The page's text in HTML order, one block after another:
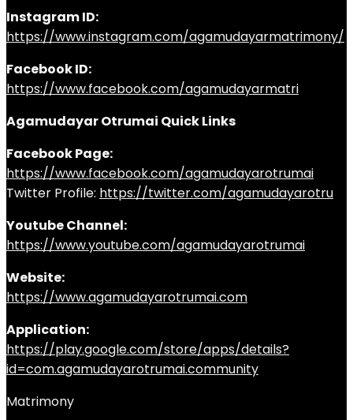
Instagram ID:
https://www.instagram.com/agamudayarmatrimony/
Facebook ID:
https://www.facebook.com/agamudayarmatri
Agamudayar Otrumai Quick Links
Facebook Page:
https://www.facebook.com/agamudayarotrumai
Twitter Profile: https://twitter.com/agamudayarotru
Youtube Channel:
https://www.youtube.com/agamudayarotrumai
Website:
https://www.agamudayarotrumai.com
Application:
https://play.google.com/store/apps/details?
id=com.agamudayarotrumai.community
Matrimony